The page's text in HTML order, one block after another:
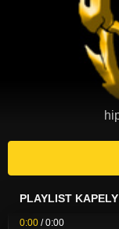
PLAYLIST KAPELY
0:00 /0:00